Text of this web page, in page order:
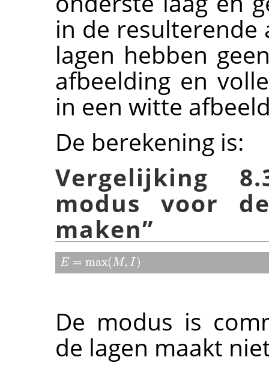
in de resulterende
lagen hebben
afbeelding en
in een witte
De berekening is:
Vergelijking
modus voor
maken”
De modus is
de lagen maakt